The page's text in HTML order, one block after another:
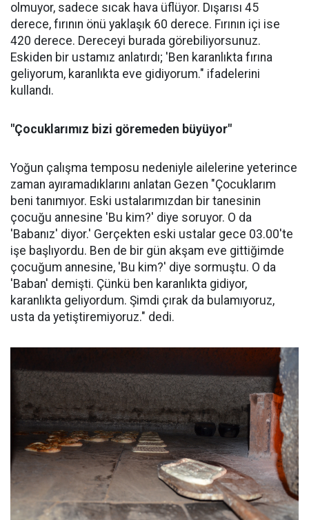
olmuyor, sadece sıcak hava üflüyor. Dışarısı 45
derece, fırının önü yaklaşık 60 derece. Fırının içi ise
420 derece. Dereceyi burada görebiliyorsunuz.
Eskiden bir ustamız anlatırdı; 'Ben karanlıkta fırına
geliyorum, karanlıkta eve gidiyorum." ifadelerini
kullandı.
"Çocuklarımız bizi göremeden büyüyor"
Yoğun çalışma temposu nedeniyle ailelerine yeterince
zaman ayıramadıklarını anlatan Gezen "Çocuklarım
beni tanımıyor. Eski ustalarımızdan bir tanesinin
çocuğu annesine 'Bu kim?' diye soruyor. O da
'Babanız' diyor.' Gerçekten eski ustalar gece 03.00'te
işe başlıyordu. Ben de bir gün akşam eve gittiğimde
çocuğum annesine, 'Bu kim?' diye sormuştu. O da
'Baban' demişti. Çünkü ben karanlıkta gidiyor,
karanlıkta geliyordum. Şimdi çırak da bulamıyoruz,
usta da yetiştiremiyoruz." dedi.